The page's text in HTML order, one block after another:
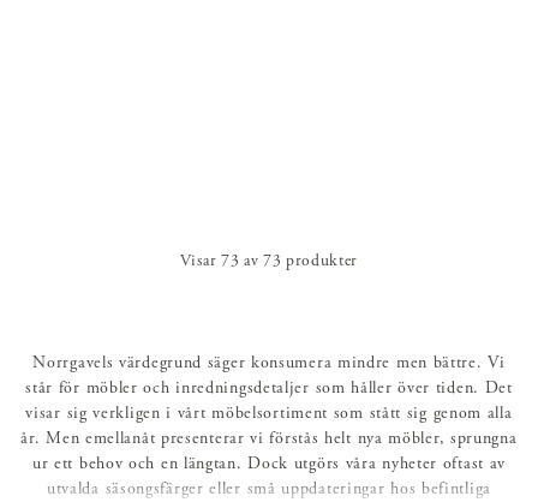
Visar 73 av 73 produkter
Norrgavels värdegrund säger konsumera mindre men bättre. Vi
står för möbler och inredningsdetaljer som håller över tiden. Det
visar sig verkligen i vårt möbelsortiment som stått sig genom alla
år. Men emellanåt presenterar vi förstås helt nya möbler, sprungna
ur ett behov och en längtan. Dock utgörs våra nyheter oftast av
utvalda säsongsfärger eller små uppdateringar hos befintliga